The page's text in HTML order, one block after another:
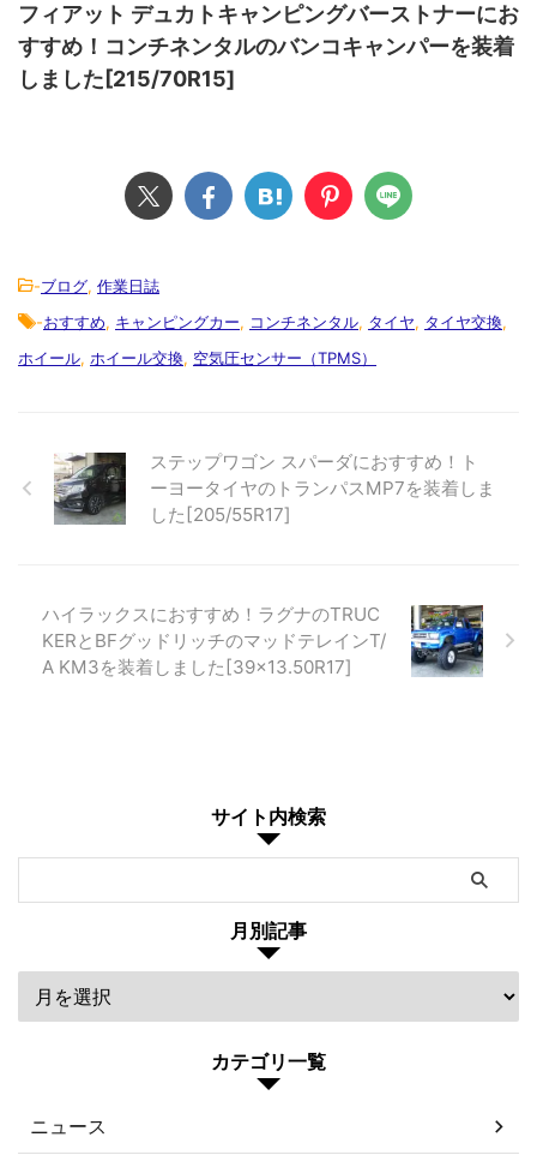
フィアット デュカトキャンピングバーストナーにお
すすめ！コンチネンタルのバンコキャンパーを装着
しました[215/70R15]
-ブログ, 作業日誌
-おすすめ, キャンピングカー, コンチネンタル, タイヤ, タイヤ交換,
ホイール, ホイール交換, 空気圧センサー（TPMS）
ステップワゴン スパーダにおすすめ！ト
ーヨータイヤのトランパスMP7を装着しま
した[205/55R17]
ハイラックスにおすすめ！ラグナのTRUC
KERとBFグッドリッチのマッドテレインT/
A KM3を装着しました[39×13.50R17]
サイト内検索
月別記事
カテゴリ一覧
ニュース